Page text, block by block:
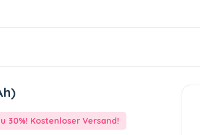
30%! Kostenloser Versand!